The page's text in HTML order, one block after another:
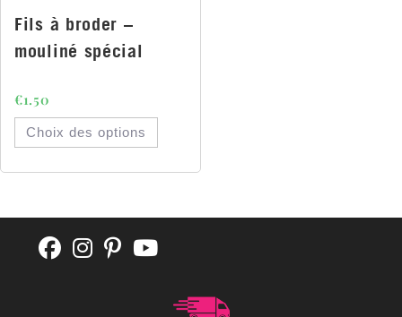
Fils à broder –
mouliné spécial
€1.50
Choix des options